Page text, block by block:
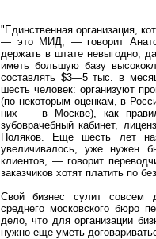
"Единственная организация,
— это МИД, — говорит
держать в штате невыгодно,
иметь большую базу
составлять $3—5 тыс. в
шесть человек: организуют
(по некоторым оценкам, в
них — в Москве), как
зубоврачебный кабинет,
Поляков. Еще шесть лет
увеличивалось, уже нужен
клиентов, — говорит
заказчиков хотят платить по
Свой бизнес сулит совсем
среднего московского бюро
дело, что для организации
нужно еще уметь